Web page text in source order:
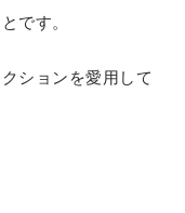
です。
ションを愛用して